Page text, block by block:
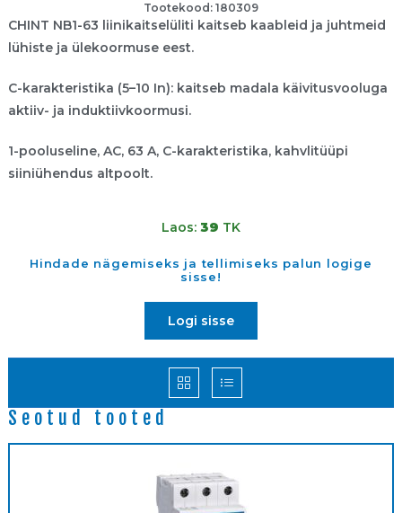
Tootekood: 180309
CHINT NB1-63 liinikaitselüliti kaitseb kaableid ja juhtmeid
lühiste ja ülekoormuse eest.
C-karakteristika (5–10 In): kaitseb madala käivitusvooluga
aktiiv- ja induktiivkoormusi.
1-pooluseline, AC, 63 A, C-karakteristika, kahvlitüüpi
siiniühendus altpoolt.
Laos: 39 TK
Hindade nägemiseks ja tellimiseks palun logige
sisse!
Logi sisse
Seotud tooted